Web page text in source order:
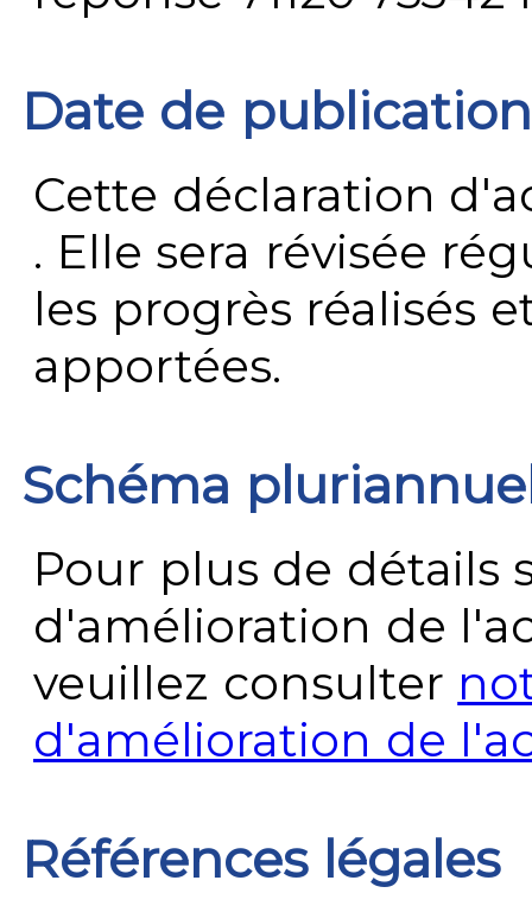
Date de publication
Cette déclaration
. Elle sera révisée
les progrès réalisés
apportées.
Schéma
Pour plus de détails
d'amélioration de
veuillez consulter
d'amélioration de
Références légales